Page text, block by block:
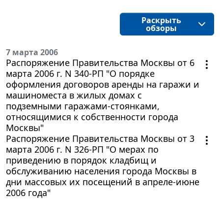
Раскрыть
обзоры
7 марта 2006
Распоряжение Правительства Москвы от 6
марта 2006 г. N 340-РП "О порядке
оформления договоров аренды на гаражи и
машиноместа в жилых домах с
подземными гаражами-стоянками,
относящимися к собственности города
Москвы"
Распоряжение Правительства Москвы от 3
марта 2006 г. N 326-РП "О мерах по
приведению в порядок кладбищ и
обслуживанию населения города Москвы в
дни массовых их посещений в апреле-июне
2006 года"